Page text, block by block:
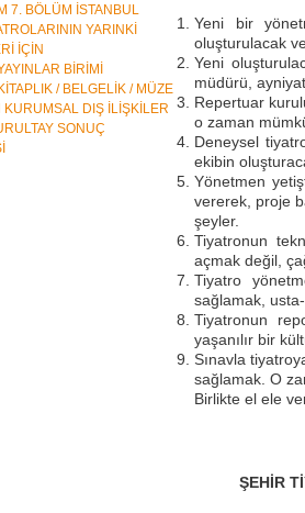
7. BÖLÜM İSTANBUL
YARINKİ
İÇİN
BİRİMİ
/ BELGELİK / MÜZE
KURUMSAL DIŞ İLİŞKİLER
SONUÇ
Yeni bir
oluşturulacak
Yeni
müdürü,
Repertuar
o zaman
Deneysel
ekibin
Yönetmen
vererek, proje
şeyler.
Tiyatronun
açmak değil,
Tiyatro
sağlamak,
Tiyatronun
yaşanılır bir
Sınavla
sağlamak. O
Birlikte el ele
ŞEHİR